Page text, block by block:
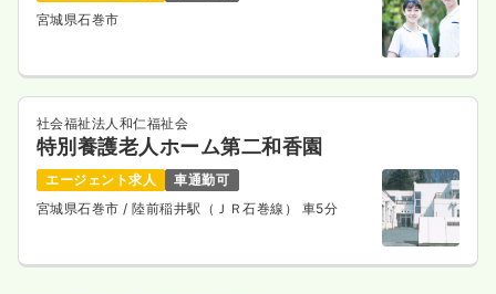
宮城県石巻市
社会福祉法人和仁福祉会
特別養護老人ホーム第二和香園
エージェント求人
車通勤可
宮城県石巻市/ 陸前稲井駅（ＪＲ石巻線） 車5分